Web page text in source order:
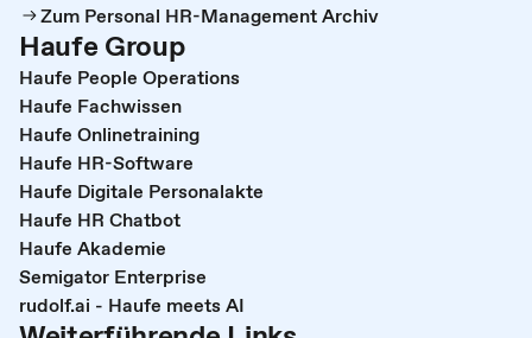
Zum Personal HR-Management Archiv
Haufe Group
Haufe People Operations
Haufe Fachwissen
Haufe Onlinetraining
Haufe HR-Software
Haufe Digitale Personalakte
Haufe HR Chatbot
Haufe Akademie
Semigator Enterprise
rudolf.ai - Haufe meets AI